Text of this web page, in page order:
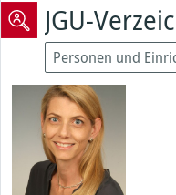
JGU-